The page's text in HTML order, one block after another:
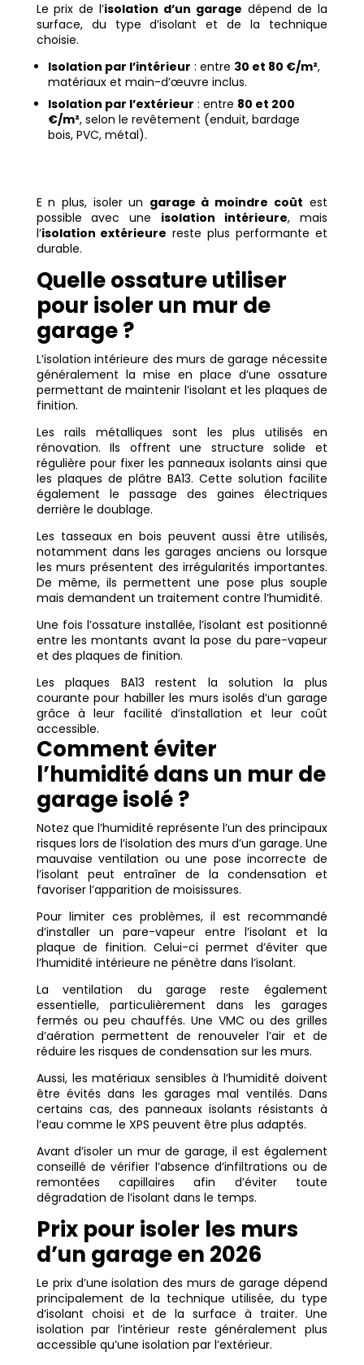
Le prix de l’isolation d’un garage dépend de la
surface, du type d’isolant et de la technique
choisie.
Isolation par l’intérieur : entre 30 et 80 €/m²,
matériaux et main-d’œuvre inclus.
Isolation par l’extérieur : entre 80 et 200
€/m², selon le revêtement (enduit, bardage
bois, PVC, métal).
E n plus, isoler un garage à moindre coût est
possible avec une isolation intérieure, mais
l’isolation extérieure reste plus performante et
durable.
Quelle ossature utiliser
pour isoler un mur de
garage ?
L’isolation intérieure des murs de garage nécessite
généralement la mise en place d’une ossature
permettant de maintenir l’isolant et les plaques de
finition.
Les rails métalliques sont les plus utilisés en
rénovation. Ils offrent une structure solide et
régulière pour fixer les panneaux isolants ainsi que
les plaques de plâtre BA13. Cette solution facilite
également le passage des gaines électriques
derrière le doublage.
Les tasseaux en bois peuvent aussi être utilisés,
notamment dans les garages anciens ou lorsque
les murs présentent des irrégularités importantes.
De même, ils permettent une pose plus souple
mais demandent un traitement contre l’humidité.
Une fois l’ossature installée, l’isolant est positionné
entre les montants avant la pose du pare-vapeur
et des plaques de finition.
Les plaques BA13 restent la solution la plus
courante pour habiller les murs isolés d’un garage
grâce à leur facilité d’installation et leur coût
accessible.
Comment éviter
l’humidité dans un mur de
garage isolé ?
Notez que l’humidité représente l’un des principaux
risques lors de l’isolation des murs d’un garage. Une
mauvaise ventilation ou une pose incorrecte de
l’isolant peut entraîner de la condensation et
favoriser l’apparition de moisissures.
Pour limiter ces problèmes, il est recommandé
d’installer un pare-vapeur entre l’isolant et la
plaque de finition. Celui-ci permet d’éviter que
l’humidité intérieure ne pénètre dans l’isolant.
La ventilation du garage reste également
essentielle, particulièrement dans les garages
fermés ou peu chauffés. Une VMC ou des grilles
d’aération permettent de renouveler l’air et de
réduire les risques de condensation sur les murs.
Aussi, les matériaux sensibles à l’humidité doivent
être évités dans les garages mal ventilés. Dans
certains cas, des panneaux isolants résistants à
l’eau comme le XPS peuvent être plus adaptés.
Avant d’isoler un mur de garage, il est également
conseillé de vérifier l’absence d’infiltrations ou de
remontées capillaires afin d’éviter toute
dégradation de l’isolant dans le temps.
Prix pour isoler les murs
d’un garage en 2026
Le prix d’une isolation des murs de garage dépend
principalement de la technique utilisée, du type
d’isolant choisi et de la surface à traiter. Une
isolation par l’intérieur reste généralement plus
accessible qu’une isolation par l’extérieur.